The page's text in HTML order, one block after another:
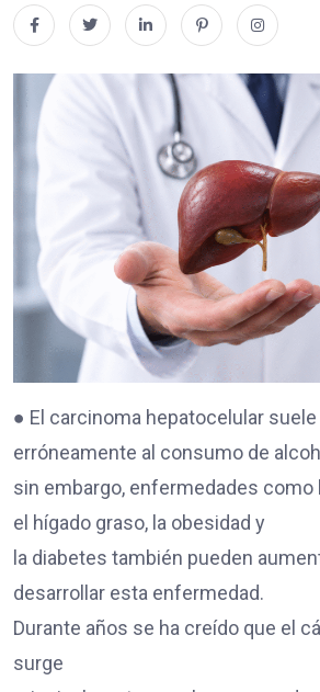
● El carcinoma hepatocelular
erróneamente al consumo de
sin embargo, enfermedades como
el hígado graso, la obesidad y
la diabetes también pueden
desarrollar esta enfermedad.
Durante años se ha creído que el
surge